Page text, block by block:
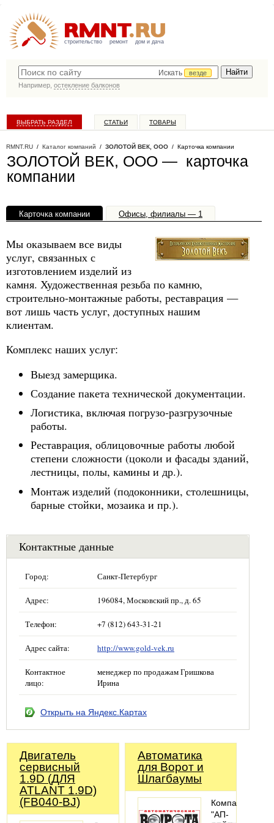
строительство ремонт дом и дача
Искать
везде
Например, остекление балконов
ВЫБРАТЬ РАЗДЕЛ СТАТЬИ ТОВАРЫ
RMNT.RU / Каталог компаний / ЗОЛОТОЙ ВЕК, ООО / Карточка компании
ЗОЛОТОЙ ВЕК, ООО — карточка
компании
Карточка компании Офисы, филиалы — 1
Мы оказываем все виды
услуг, связанных с
изготовлением изделий из
камня. Художественная резьба по камню,
строительно-монтажные работы, реставрация —
вот лишь часть услуг, доступных нашим
клиентам.
Комплекс наших услуг:
Выезд замерщика.
Создание пакета технической документации.
Логистика, включая погрузо-разгрузочные
работы.
Реставрация, облицовочные работы любой
степени сложности (цоколи и фасады зданий,
лестницы, полы, камины и др.).
Монтаж изделий (подоконники, столешницы,
барные стойки, мозаика и пр.).
Контактные данные
Город: Санкт-Петербург
Адрес: 196084, Московский пр., д. 65
Телефон: +7 (812) 643-31-21
Адрес сайта: http://www.gold-vek.ru
Контактное
лицо:
менеджер по продажам Гришкова
Ирина
Открыть на Яндекс.Картах
Двигатель
сервисный
1.9D (ДЛЯ
ATLANT 1.9D)
(FB040-BJ)
Автоматика
для Ворот и
Шлагбаумы
Компания
"АП-